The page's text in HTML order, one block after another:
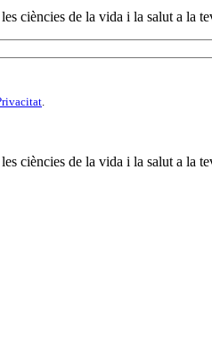
ciències de la vida i la salut a la
.
ciències de la vida i la salut a la